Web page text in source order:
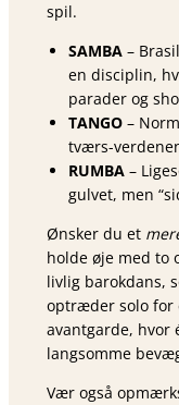
spil.
SAMBA –
en disciplin,
parader og
TANGO –
tværs-
RUMBA –
gulvet, men
Ønsker du et
holde øje med to
livlig barokdans,
optræder solo for
avantgarde, hvor
langsomme
Vær også